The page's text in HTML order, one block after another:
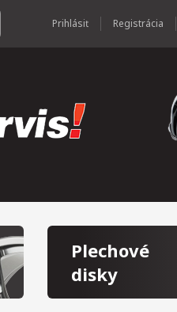
Prihlásiť Registrácia
Plechové
disky